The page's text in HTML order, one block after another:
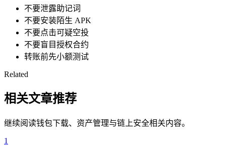
不要泄露助记词
不要安装陌生 APK
不要点击可疑空投
不要盲目授权合约
转账前先小额测试
Related
相关文章推荐
继续阅读钱包下载、资产管理与链上安全相关内容。
1